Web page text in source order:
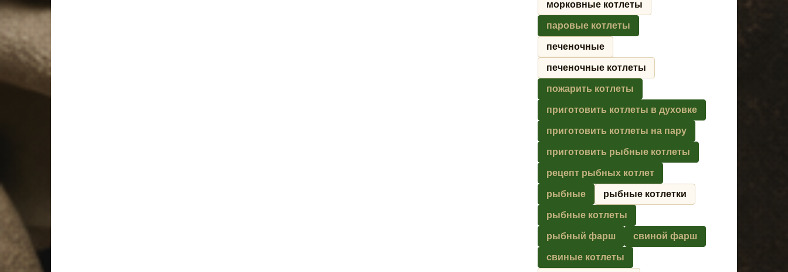
морковные котлеты
паровые котлеты
печеночные
печеночные котлеты
пожарить котлеты
приготовить котлеты в духовке
приготовить котлеты на пару
приготовить рыбные котлеты
рецепт рыбных котлет
рыбные рыбные котлетки
рыбные котлеты
рыбный фарш свиной фарш
свиные котлеты